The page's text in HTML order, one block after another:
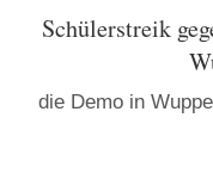
Schülerstreik
die Demo in